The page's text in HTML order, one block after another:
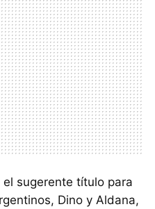
el sugerente título para
Dino y Aldana,